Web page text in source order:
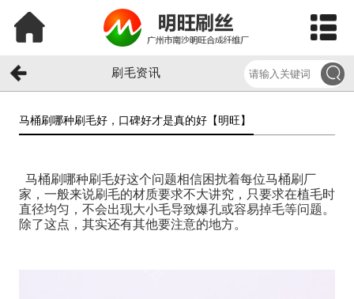
刷毛资讯
马桶刷哪种刷毛好，口碑好才是真的好【明旺】​
马桶刷哪种刷毛好这个问题相信困扰着每位马桶刷厂
家，一般来说刷毛的材质要求不大讲究，只要求在植毛时
直径均匀，不会出现大小毛导致爆孔或容易掉毛等问题。
除了这点，其实还有其他要注意的地方。